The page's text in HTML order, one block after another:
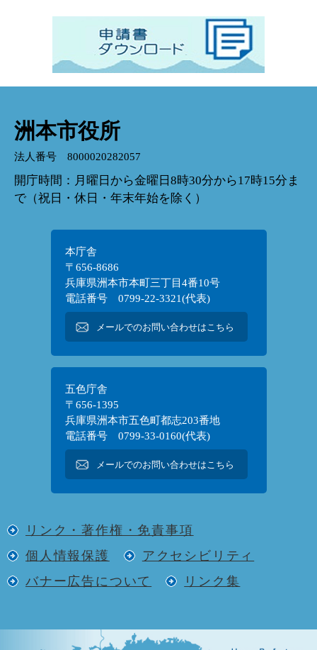
洲本市役所
法人番号 8000020282057
開庁時間：月曜日から金曜日8時30分から17時15分ま
で（祝日・休日・年末年始を除く）
本庁舎
〒656-8686
兵庫県洲本市本町三丁目4番10号
電話番号 0799-22-3321(代表)
メールでのお問い合わせはこちら
五色庁舎
〒656-1395
兵庫県洲本市五色町都志203番地
電話番号 0799-33-0160(代表)
メールでのお問い合わせはこちら
リンク・著作権・免責事項
個人情報保護
アクセシビリティ
バナー広告について
リンク集